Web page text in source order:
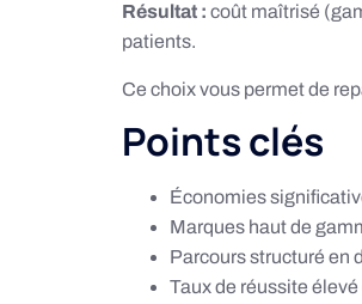
Résultat : coût maîtrisé
patients.
Ce choix vous permet de
Points clés
Économies
Marques haut de
Parcours structuré en
Taux de réussite